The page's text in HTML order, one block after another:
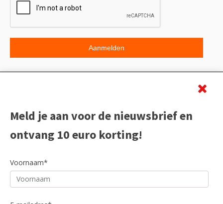
Meld je aan voor de nieuwsbrief en
ontvang 10 euro korting!
Voornaam*